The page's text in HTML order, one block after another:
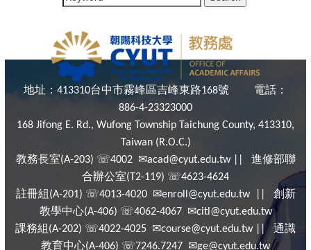
地址： 413310台中市霧峰區吉峰東路168號 電話：
886-4-23323000
168 Jifong E. Rd., Wufong Township Taichung County, 413310,
Taiwan (R.O.C.)
教務長室(A-203) ☏4002 ✉acad@cyut.edu.tw || 進修部聯
合辦公室(T2-119) ☏4623-4624
註冊組 (A-201) ☏4013-4020 ✉enroll@cyut.edu.tw || 創新
教學中心(A-406) ☏4062-4067 ✉citl@cyut.edu.tw
課務組 (A-202) ☏4022-4025 ✉course@cyut.edu.tw || 通識
教育中心(A-406) ☏7246.7247 ✉ge@cyut.edu.tw